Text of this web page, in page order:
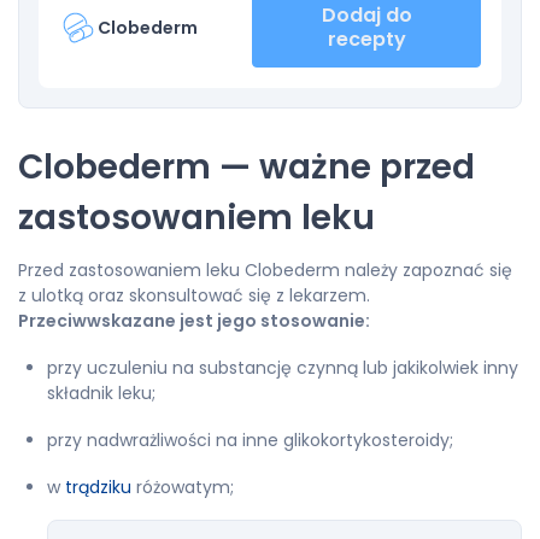
Clobederm
Dodaj do
recepty
Clobederm — ważne przed
zastosowaniem leku
Przed zastosowaniem leku Clobederm należy zapoznać się
z ulotką oraz skonsultować się z lekarzem.
Przeciwwskazane jest jego stosowanie:
przy uczuleniu na substancję czynną lub jakikolwiek inny
składnik leku;
przy nadwrażliwości na inne glikokortykosteroidy;
w trądziku różowatym;